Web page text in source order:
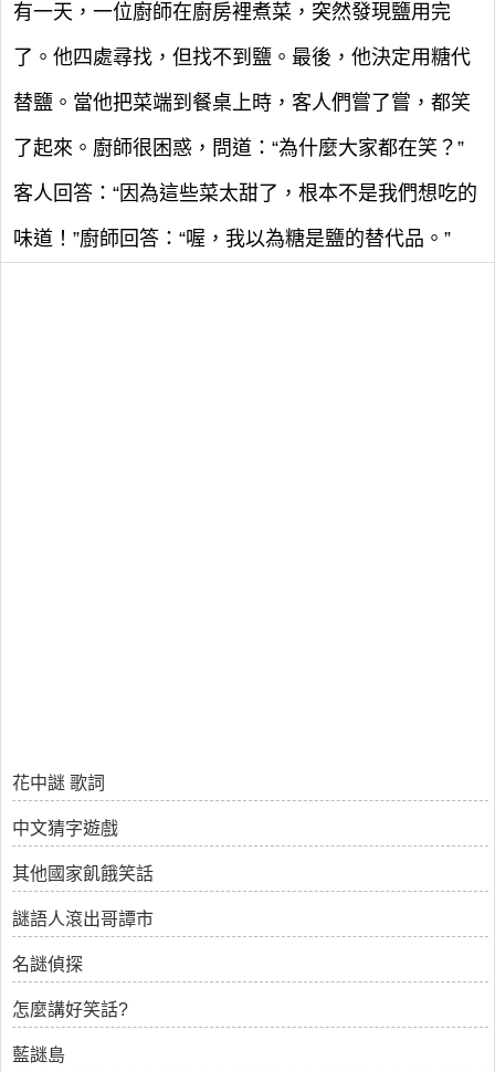
有一天，一位廚師在廚房裡煮菜，突然發現鹽用完
了。他四處尋找，但找不到鹽。最後，他決定用糖代
替鹽。當他把菜端到餐桌上時，客人們嘗了嘗，都笑
了起來。廚師很困惑，問道：“為什麼大家都在笑？”
客人回答：“因為這些菜太甜了，根本不是我們想吃的
味道！”廚師回答：“喔，我以為糖是鹽的替代品。”
花中謎 歌詞
中文猜字遊戲
其他國家飢餓笑話
謎語人滾出哥譚市
名謎偵探
怎麼講好笑話?
藍謎島